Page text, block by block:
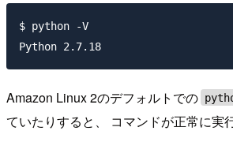
$ python -V
Amazon Linux 2のデフォルトでの
ていたりすると、 コマンドが正常に実